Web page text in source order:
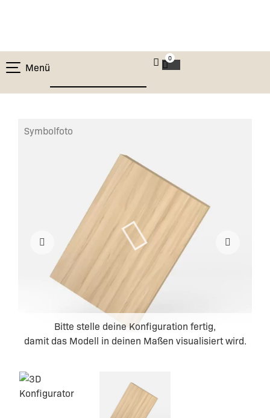
Menü
0
Symbolfoto
Bitte stelle deine Konfiguration fertig,
damit das Modell in deinen Maßen visualisiert wird.